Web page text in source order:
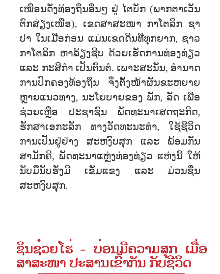
ເໝືອນ​ດັ່ງ​​ທ້ອງ​ຖິ່ນອື່ນໆ ​ຢູ່ ໄຕບັກ (​ພາກ​ຕາ​ເວັນ​
ຕົກ​ສ່ຽງ​ເໜືອ), ​ເຂດສາສະໜາ ກາໂຕລິກ ຊາ
ປາ ​ໃນເມື່ອກ່ອນ ແມ່ນເຂດ​ດິນ​ທີ່​ທຸກ​ຍາກ, ຊາວ
ກາໂຕລິກ ຫາລ້ຽງຊີບ ດ້ວຍເຮັດການທ່ອງທ່ຽວ
ແລະ ກະສິກຳ ເປັນຕົ້ນຕໍ. ເພາະສະນັ້ນ, ອຳນາດ​
ການ​ປົກຄອງ​ທ້ອງ​ຖິ່ນ ​ຈຶ່ງ​ຕັ້ງໜ້າ​ຜັນ​ຂະຫຍາຍ​
ຫຼາຍ​ແນວທາງ, ນະ​ໂຍບາຍ​ຂອງ ​ພັກ, ລັດ ​ເພື່ອ​
ຊ່ວຍ​ເຫຼືອ ປະຊາຊົນ ​ພັດທະນາ​ເສດຖະກິດ,
ຮັກສາເອກະລັກ ທາງວັດທະນະທຳ, ໃຊ້ຊີວິດ
ການເປັນຢູ່ຢ່າງ ສະຫງົບສຸກ ແລະ ພ້ອມກັນ
ສາມັກຄີ, ພັດທະນາແຫຼ່ງທ່ອງ​ທ່ຽວ​ ແຫ່ງ​ນີ້​ ໃຫ້​
ນັບ​ມື້​ນັບ​ຮັ່ງມີ​ ເຂັ້ມ​ແຂງ ແລະ ມ່ວນຊື່ນ
ສະຫງົບ​ສຸກ.